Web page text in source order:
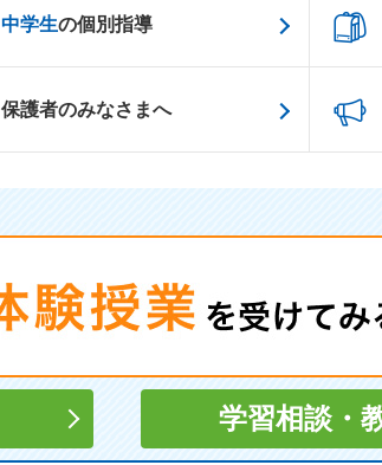
中学生の個別指導
保護者のみなさまへ
学習相談・